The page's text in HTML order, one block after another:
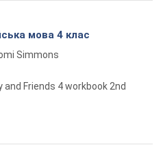
мова 4 клас
Simmons
and Friends 4 workbook 2nd